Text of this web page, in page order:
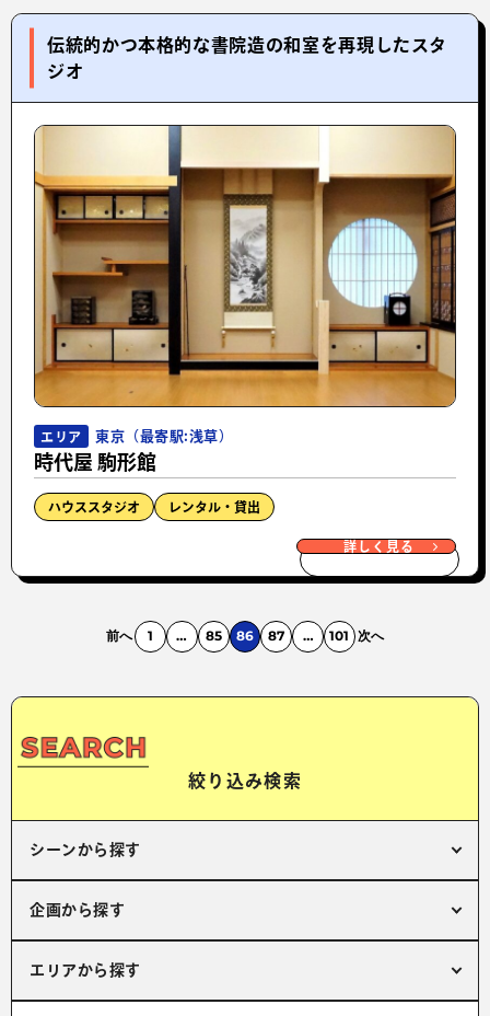
伝統的かつ本格的な書院造の和室を再現したスタ
ジオ
エリア 東京（最寄駅:浅草）
時代屋 駒形館
ハウススタジオ レンタル・貸出
詳しく見る
前へ 1 … 85 86 87 … 101 次へ
絞り込み検索
シーンから探す
企画から探す
エリアから探す